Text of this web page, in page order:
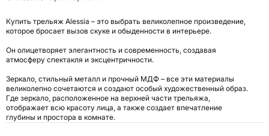
Купить трельяж Alessia – это выбрать великолепное произведение,
которое бросает вызов скуке и обыденности в интерьере.
Он олицетворяет элегантность и современность, создавая
атмосферу спектакля и эксцентричности.
Зеркало, стильный металл и прочный МДФ – все эти материалы
великолепно сочетаются и создают особый художественный образ.
Где зеркало, расположенное на верхней части трельяжа,
отображает всю красоту лица, а также создает впечатление
глубины и простора в комнате.